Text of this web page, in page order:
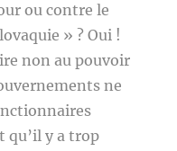
ou contre le
» ? Oui !
non au pouvoir
ne
qu’il y a trop